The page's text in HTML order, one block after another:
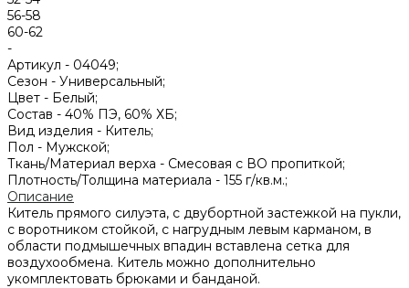
56-58
60-62
-
Артикул - 04049;
Сезон - Универсальный;
Цвет - Белый;
Состав - 40% ПЭ, 60% ХБ;
Вид изделия - Китель;
Пол - Мужской;
Ткань/Материал верха - Смесовая с ВО пропиткой;
Плотность/Толщина материала - 155 г/кв.м.;
Описание
Китель прямого силуэта, с двубортной застежкой на пукли,
с воротником стойкой, с нагрудным левым карманом, в
области подмышечных впадин вставлена сетка для
воздухообмена. Китель можно дополнительно
укомплектовать брюками и банданой.